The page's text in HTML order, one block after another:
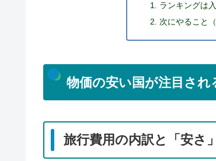
ランキングは
次にやること
物価の安い国が注目され
旅行費用の内訳と「安さ